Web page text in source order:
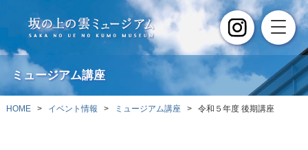
ミュージアム講座
HOME> イベント情報 > ミュージアム講座> 令和５年度 後期講座